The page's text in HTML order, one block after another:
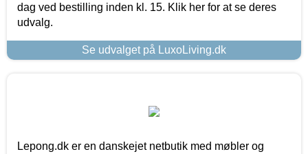
dag ved bestilling inden kl. 15. Klik her for at se deres
udvalg.
Se udvalget på LuxoLiving.dk
Lepong.dk er en danskejet netbutik med møbler og